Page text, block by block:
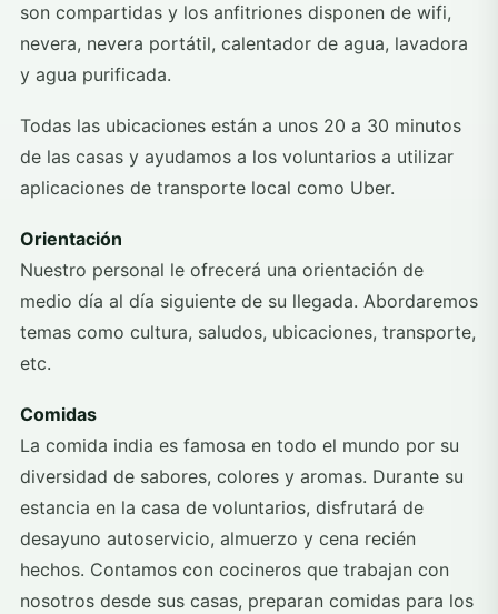
son compartidas y los anfitriones disponen de wifi,
nevera, nevera portátil, calentador de agua, lavadora
y agua purificada.
Todas las ubicaciones están a unos 20 a 30 minutos
de las casas y ayudamos a los voluntarios a utilizar
aplicaciones de transporte local como Uber.
Orientación
Nuestro personal le ofrecerá una orientación de
medio día al día siguiente de su llegada. Abordaremos
temas como cultura, saludos, ubicaciones, transporte,
etc.
Comidas
La comida india es famosa en todo el mundo por su
diversidad de sabores, colores y aromas. Durante su
estancia en la casa de voluntarios, disfrutará de
desayuno autoservicio, almuerzo y cena recién
hechos. Contamos con cocineros que trabajan con
nosotros desde sus casas, preparan comidas para los